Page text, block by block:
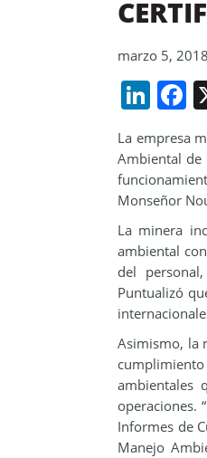
marzo 5,
La empresa
Ambiental de
Monseñor
La minera
ambiental
del
Puntualizó
Asimismo, la
ambientales
operaciones.
Informes de
Manejo